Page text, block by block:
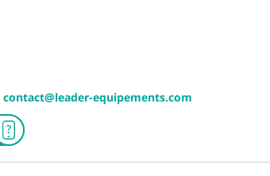
contact@leader-equipements.com